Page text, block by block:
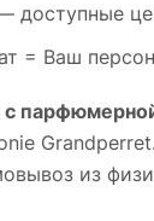
доступные
= Ваш
из